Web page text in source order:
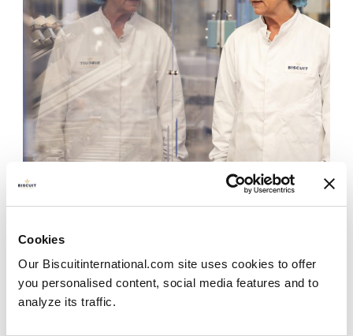
Cookies
Our Biscuitinternational.com site uses cookies to offer
you personalised content, social media features and to
analyze its traffic.
Comment nous travaillons
Notre ambition est de faire des biscuits qui soient